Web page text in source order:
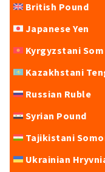
British Pound
Japanese Yen
Kyrgyzstani Som
Kazakhstani
Russian Ruble
Syrian Pound
Tajikistani
Ukrainian